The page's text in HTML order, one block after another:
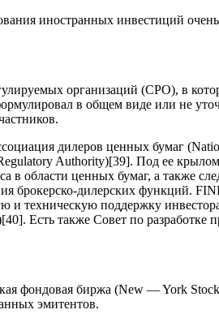
иностранных инвестиций
организаций (СРО), в
в общем виде или не
дилеров ценных бумаг
Authority)[39]. Под ее
в области ценных бумаг, а также
брокерско-дилерских функций.
техническую поддержку
[40]. Есть также Совет по
биржа (New — York
эмитентов.